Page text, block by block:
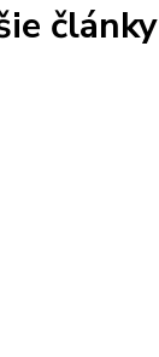
články